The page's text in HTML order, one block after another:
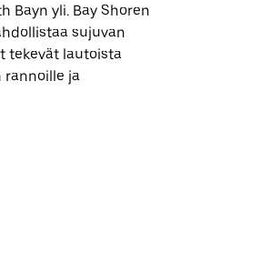
Bayn yli. Bay Shoren
sujuvan
tekevät lautoista
rannoille ja